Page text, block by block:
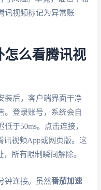
讯视频标记为异常账
怎么看腾讯视
装后，客户端界面干净
。登录账号，系统会自
于50ms。点击连接，
视频App或网页版。这
所有限制瞬间解除。
钟连接。虽然番茄加速